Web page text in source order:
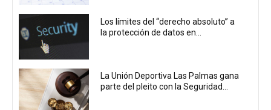
Los límites del “derecho absoluto” a
la protección de datos en...
La Unión Deportiva Las Palmas gana
parte del pleito con la Seguridad...